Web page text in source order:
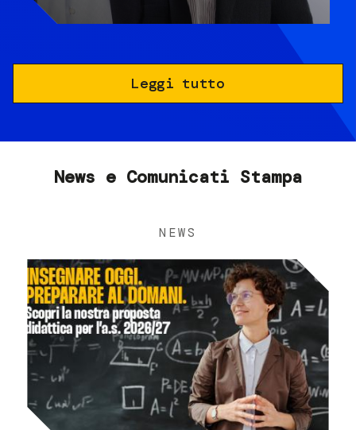
Leggi tutto
News e Comunicati Stampa
NEWS